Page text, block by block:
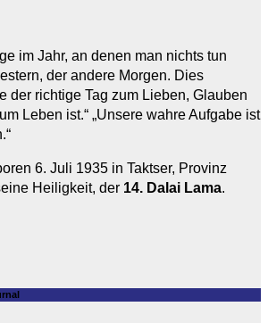
im Jahr, an denen man nichts tun
der andere Morgen. Dies
der richtige Tag zum Lieben, Glauben
Leben ist.“ „Unsere wahre Aufgabe ist
6. Juli 1935 in Taktser, Provinz
Heiligkeit, der 14. Dalai Lama.